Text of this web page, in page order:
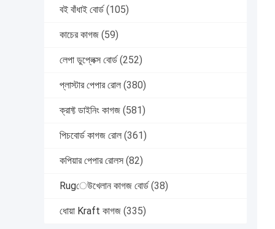
বই বাঁধাই বোর্ড (105)
কাচের কাগজ (59)
লেপা ডুপ্লেক্স বোর্ড (252)
প্লাস্টার পেপার রোল (380)
ক্রাফ্ট ডাইনিং কাগজ (581)
পিচবোর্ড কাগজ রোল (361)
কপিয়ার পেপার রোলস (82)
Rugেউখেলান কাগজ বোর্ড (38)
ধোয়া Kraft কাগজ (335)